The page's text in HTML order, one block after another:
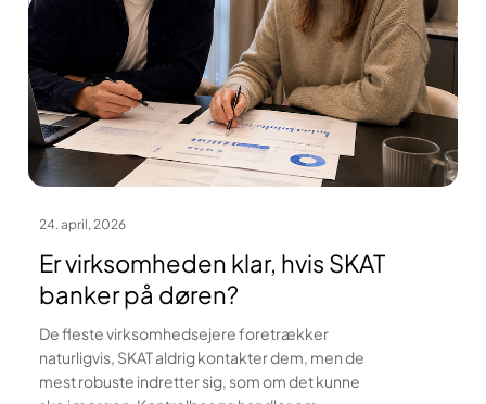
24. april, 2026
Er virksomheden klar, hvis SKAT
banker på døren?
De fleste virksomhedsejere foretrækker
naturligvis, SKAT aldrig kontakter dem, men de
mest robuste indretter sig, som om det kunne